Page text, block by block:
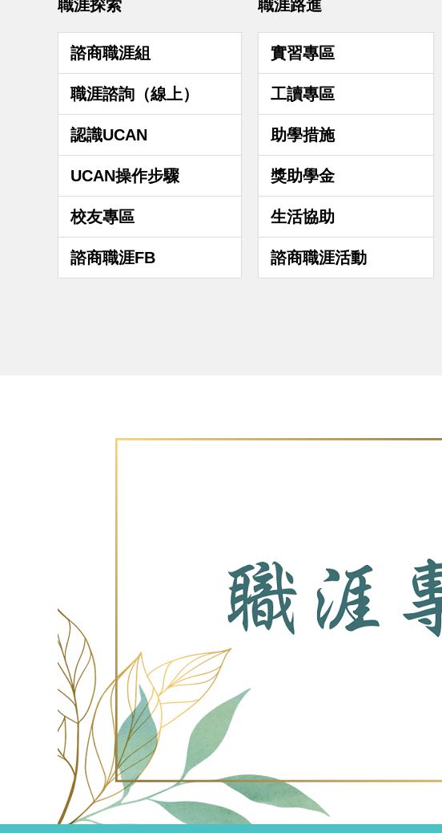
職涯探索
諮商職涯組
職涯諮詢（線上）
認識UCAN
UCAN操作步驟
校友專區
諮商職涯FB
職涯路進
實習專區
工讀專區
助學措施
獎助學金
生活協助
諮商職涯活動